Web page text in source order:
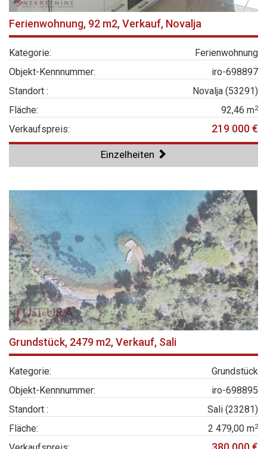
Ferienwohnung, 92 m2, Verkauf, Novalja
Kategorie:
Ferienwohnung
Objekt-Kennnummer:
iro-698897
Standort :
Novalja (53291)
Fläche:
92,46 m2
Verkaufspreis: 219 000 €
Einzelheiten
Grundstück, 2479 m2, Verkauf, Sali
Kategorie:
Grundstück
Objekt-Kennnummer:
iro-698895
Standort :
Sali (23281)
Fläche:
2 479,00 m2